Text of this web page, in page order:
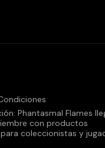
Phantasmal Flames
con productos
coleccionistas y